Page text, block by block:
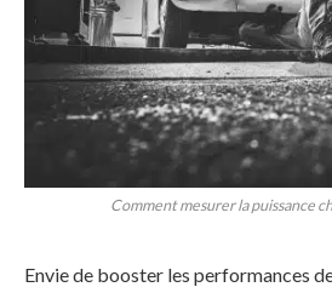
Comment mesurer la puissance
Envie de booster les performances